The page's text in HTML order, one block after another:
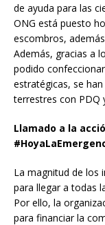
de ayuda para las
ONG está puesto
escombros,
Además, gracias a
podido
estratégicas, se
terrestres con PDQ
Llamado a la
La magnitud de los
para llegar a todas
Por ello, la
para financiar la